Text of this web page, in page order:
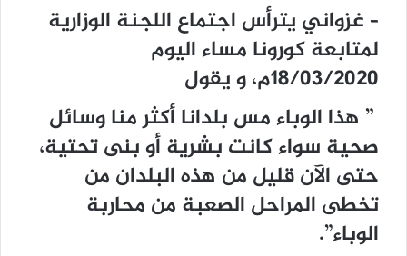
– ﻏﺰﻭﺍﻧﻲ ﻳﺘﺮﺃﺱ ﺍﺟﺘﻤﺎﻉ ﺍﻟﻠﺠﻨﺔ ﺍﻟﻮﺯﺍﺭﻳﺔ
ﻟﻤﺘﺎﺑﻌﺔ ﻛﻮﺭﻭﻧﺎ مساء اليوم
18/03/2020م، و يقول
” ﻫﺬﺍ ﺍﻟﻮﺑﺎﺀ ﻣﺲ ﺑﻠﺪﺍﻧﺎ ﺃﻛﺜﺮ ﻣﻨﺎ ﻭﺳﺎﺋﻞ
ﺻﺤﻴﺔ ﺳﻮﺍﺀ ﻛﺎﻧﺖ ﺑﺸﺮﻳﺔ ﺃﻭ ﺑﻨﻰ ﺗﺤﺘﻴﺔ،
ﺣﺘﻰ ﺍﻵﻥ ﻗﻠﻴﻞ ﻣﻦ ﻫﺬﻩ ﺍﻟﺒﻠﺪﺍﻥ ﻣﻦ
ﺗﺨﻄﻰ ﺍﻟﻤﺮﺍﺣﻞ ﺍﻟﺼﻌﺒﺔ ﻣﻦ ﻣﺤﺎﺭﺑﺔ
ﺍﻟﻮﺑﺎﺀ”.